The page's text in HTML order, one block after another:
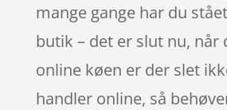
mange gange har du
butik – det er slut nu, når
online køen er der slet
handler online, så